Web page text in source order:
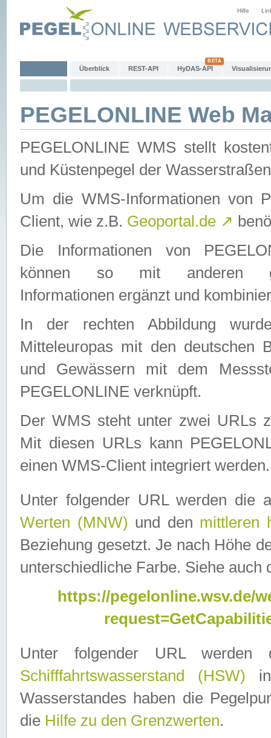
Hilfe
Überblick REST-API HyDAS-API
PEGELONLINE Web
PEGELONLINE WMS stellt
und Küstenpegel der
Um die WMS-Informationen von
Client, wie z.B. Geoportal.de ↗
Die Informationen von
können so mit anderen
Informationen ergänzt und
In der rechten Abbildung
Mitteleuropas mit den deutschen
und Gewässern mit dem
PEGELONLINE verknüpft.
Der WMS steht unter zwei URLs
Mit diesen URLs kann
einen WMS-Client integriert werden.
Unter folgender URL werden die
Werten (MNW) und den mittleren
Beziehung gesetzt. Je nach Höhe
unterschiedliche Farbe. Siehe auch
https://pegelonline.wsv.de/
Unter folgender URL
Schifffahrtswasserstand (HSW)
Wasserstandes haben die
die Hilfe zu den Grenzwerten.